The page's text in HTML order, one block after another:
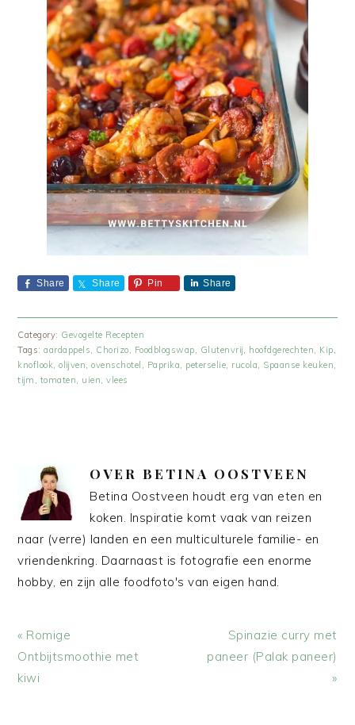
Share Share Pin Share
Category: Gevogelte Recepten
Tags:aardappels, Chorizo, Foodblogswap, Glutenvrij, hoofdgerechten, Kip,
knoflook,olijven,ovenschotel , Paprika, peterselie, rucola, Spaanse keuken,
tijm , tomaten, uien,vlees
OVER BETINA OOSTVEEN
Betina Oostveen houdt erg van eten en
koken. Inspiratie komt vaak van reizen
naar (verre) landen en een multiculturele familie- en
vriendenkring. Daarnaast is fotografie een enorme
hobby, en zijn alle foodfoto's van eigen hand.
Vorig
bericht:
« Romige
Ontbijtsmoothie met
kiwi
Volgend
bericht:
Spinazie curry met
paneer (Palak paneer)
»